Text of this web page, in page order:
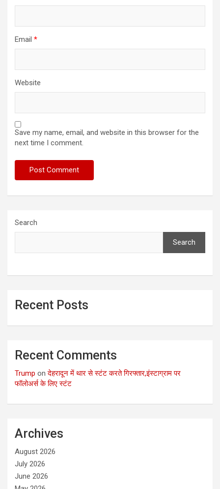
Email *
Website
Save my name, email, and website in this browser for the
next time I comment.
Search
Search
Recent Posts
Recent Comments
Trump onदेहरादून में थार से स्टंट करते गिरफ्तार,इंस्टाग्राम पर
फॉलोअर्स के लिए स्टंट
Archives
August 2026
July 2026
June 2026